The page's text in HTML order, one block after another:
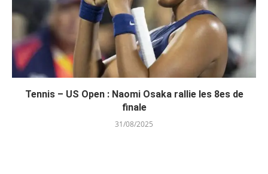
Tennis – US Open : Naomi Osaka rallie les 8es de
finale
31/08/2025